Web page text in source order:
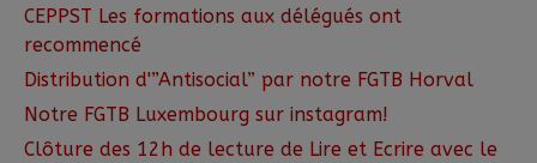
CEPPST Les formations aux délégués ont
recommencé
Distribution d'”Antisocial” par notre FGTB Horval
Notre FGTB Luxembourg sur instagram!
Clôture des 12h de lecture de Lire et Ecrire avec le